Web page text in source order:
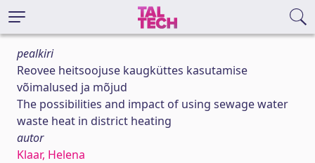
pealkiri
Reovee heitsoojuse kaugküttes kasutamise
võimalused ja mõjud
The possibilities and impact of using sewage water
waste heat in district heating
autor
Klaar, Helena